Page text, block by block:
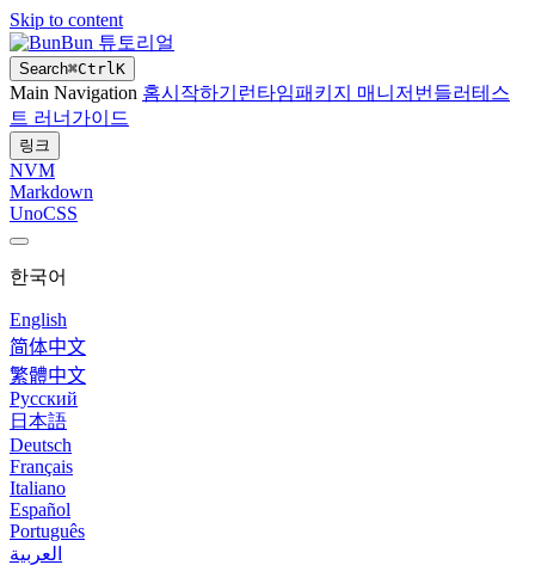
Skip to content
Bun 튜토리얼
Search⌘CtrlK
Main Navigation 홈시작하기 런타임패키지 매니저 번들러테스
트 러너 가이드
링크
NVM
Markdown
UnoCSS
한국어
English
简体中文
繁體中文
Русский
日本語
Deutsch
Français
Italiano
Español
Português
العربية